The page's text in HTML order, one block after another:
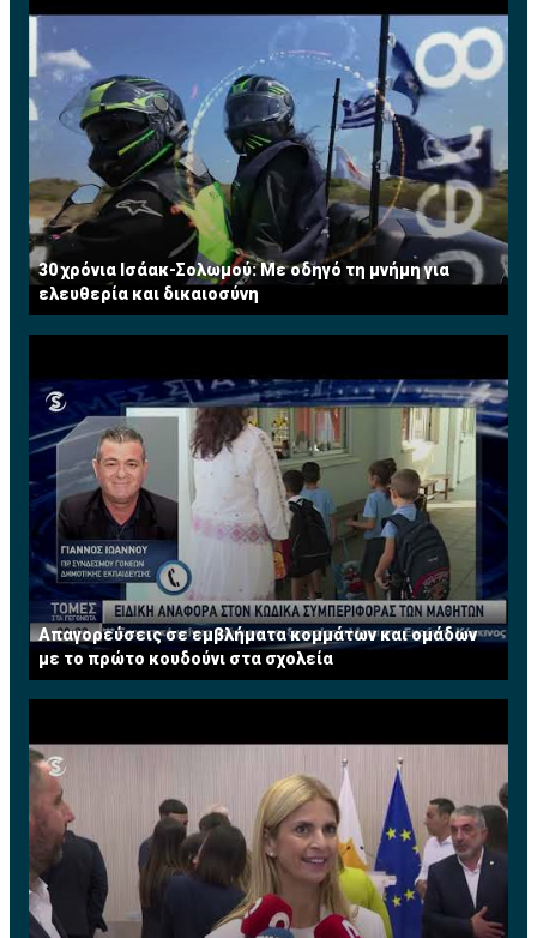
30 χρόνια Ισάακ-Σολωμού: Με οδηγό τη μνήμη για
ελευθερία και δικαιοσύνη
Απαγορεύσεις σε εμβλήματα κομμάτων και ομάδων
με το πρώτο κουδούνι στα σχολεία